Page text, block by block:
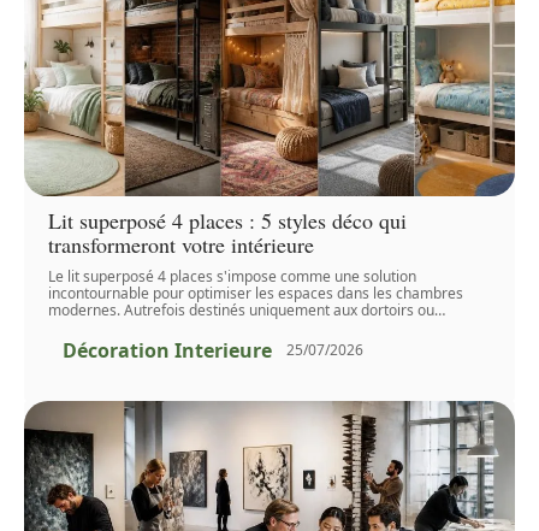
Lit superposé 4 places : 5 styles déco qui
transformeront votre intérieure
Le lit superposé 4 places s'impose comme une solution
incontournable pour optimiser les espaces dans les chambres
modernes. Autrefois destinés uniquement aux dortoirs ou…
Décoration Interieure 25/07/2026